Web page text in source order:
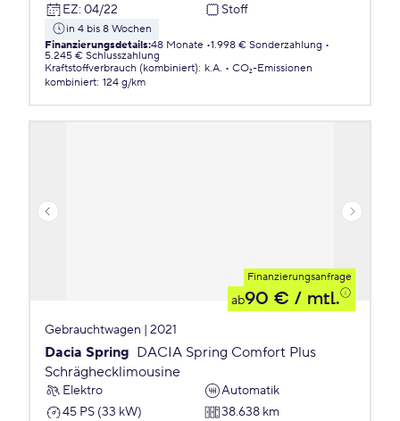
EZ: 04/22 Stoff
in 4 bis 8 Wochen
Finanzierungsdetails:48 Monate 1.998 € Sonderzahlung
5.245 € Schlusszahlung
Kraftstoffverbrauch (kombiniert): k.A.
CO₂-Emissionen
kombiniert: 124 g/km
Finanzierungsanfrage
ab90 € / mtl.
Gebrauchtwagen | 2021
Dacia Spring DACIA Spring Comfort Plus
Schräghecklimousine
Elektro
Automatik
45 PS (33 kW)
38.638 km